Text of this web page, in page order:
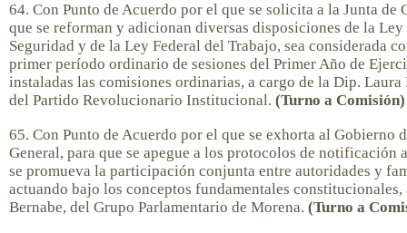
64. Con Punto de Acuerdo por el que se solicita a la Junta
que se reforman y adicionan diversas disposiciones de la
Seguridad y de la Ley Federal del Trabajo, sea considerada
primer período ordinario de sesiones del Primer Año de
instaladas las comisiones ordinarias, a cargo de la Dip.
del Partido Revolucionario Institucional. (Turno a Comisión)
65. Con Punto de Acuerdo por el que se exhorta al Gobierno
General, para que se apegue a los protocolos de
se promueva la participación conjunta entre autoridades y
actuando bajo los conceptos fundamentales
Bernabe, del Grupo Parlamentario de Morena. (Turno a